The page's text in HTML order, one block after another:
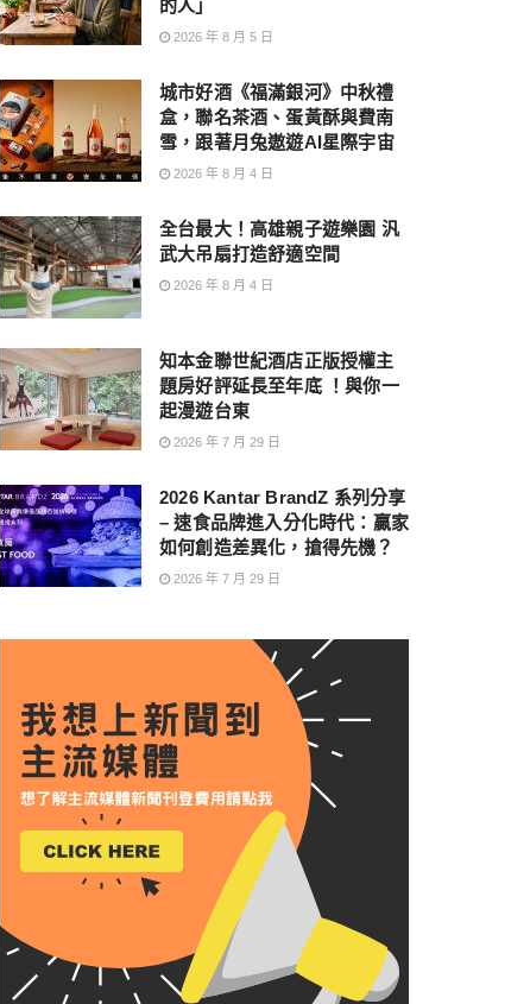
的人」
2026 年 8 月 5 日
城市好酒《福滿銀河》中秋禮
盒，聯名茶酒、蛋黃酥與費南
雪，跟著月兔遨遊AI星際宇宙
2026 年 8 月 4 日
全台最大！高雄親子遊樂園 汎
武大吊扇打造舒適空間
2026 年 8 月 4 日
知本金聯世紀酒店正版授權主
題房好評延長至年底 ！與你一
起漫遊台東
2026 年 7 月 29 日
2026 Kantar BrandZ 系列分享
– 速食品牌進入分化時代：贏家
如何創造差異化，搶得先機？
2026 年 7 月 29 日